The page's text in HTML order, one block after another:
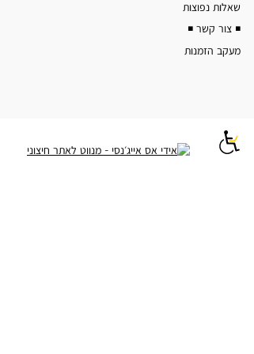
שאלות נפוצות
◾️ צור קשר ◾️
מעקב הזמנות